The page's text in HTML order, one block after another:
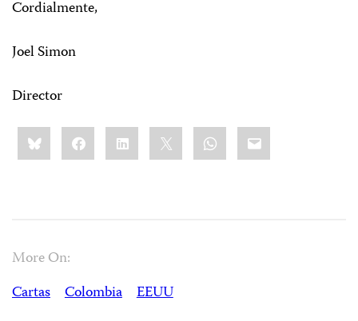
Cordialmente,
Joel Simon
Director
Share
this:BlueskyFacebookLinkedIn WhatsApp
Email
More On:
Cartas
Colombia
EEUU